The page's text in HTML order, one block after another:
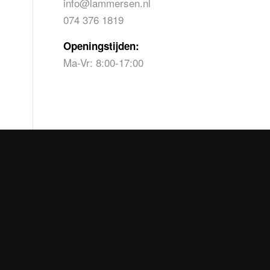
074 376 1819
Openingstijden:
Ma-Vr: 8:00-17:00